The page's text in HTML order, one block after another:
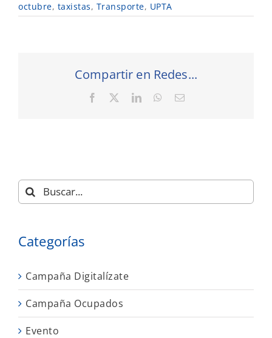
octubre, taxistas, Transporte, UPTA
Compartir en Redes...
Facebook LinkedInWhatsApp
Correo
Buscar:
Categorías
Campaña Digitalízate
Campaña Ocupados
Evento